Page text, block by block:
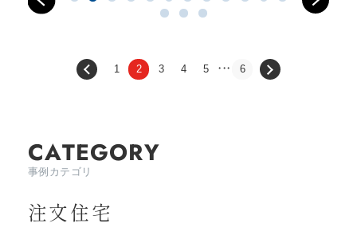
1 2 3 4 5 6
CATEGORY
事例カテゴリ
注文住宅